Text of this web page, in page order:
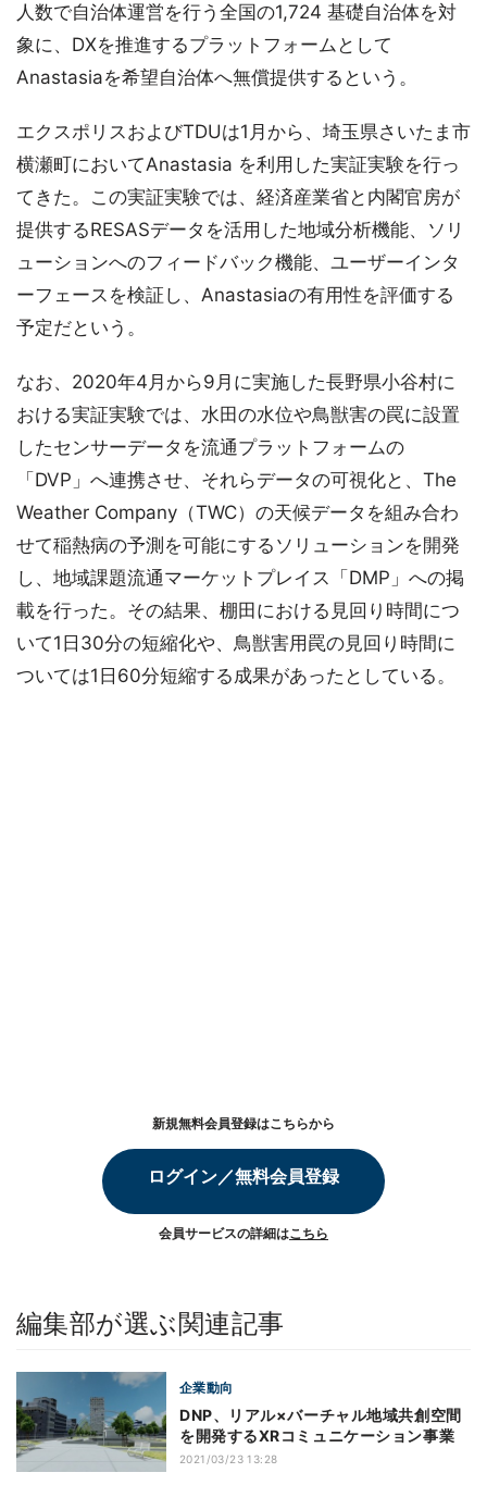
人数で自治体運営を行う全国の1,724 基礎自治体を対
象に、DXを推進するプラットフォームとして
Anastasiaを希望自治体へ無償提供するという。
エクスポリスおよびTDUは1月から、埼玉県さいたま市
横瀬町においてAnastasia を利用した実証実験を行っ
てきた。この実証実験では、経済産業省と内閣官房が
提供するRESASデータを活用した地域分析機能、ソリ
ューションへのフィードバック機能、ユーザーインタ
ーフェースを検証し、Anastasiaの有用性を評価する
予定だという。
なお、2020年4月から9月に実施した長野県小谷村に
おける実証実験では、水田の水位や鳥獣害の罠に設置
したセンサーデータを流通プラットフォームの
「DVP」へ連携させ、それらデータの可視化と、The
Weather Company（TWC）の天候データを組み合わ
せて稲熱病の予測を可能にするソリューションを開発
し、地域課題流通マーケットプレイス「DMP」への掲
載を行った。その結果、棚田における見回り時間につ
いて1日30分の短縮化や、鳥獣害用罠の見回り時間に
ついては1日60分短縮する成果があったとしている。
新規無料会員登録はこちらから
ログイン／無料会員登録
会員サービスの詳細はこちら
編集部が選ぶ関連記事
企業動向
DNP、リアル×バーチャル地域共創空間
を開発するXRコミュニケーション事業
2021/03/23 13:28